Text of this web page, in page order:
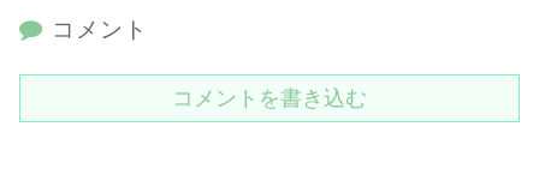
コメント
コメントを書き込む